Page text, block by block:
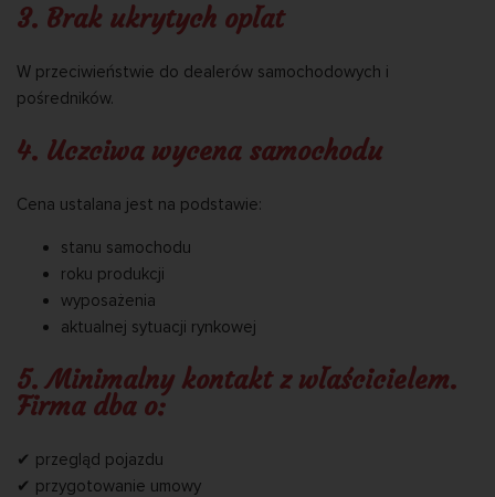
3. Brak ukrytych opłat
W przeciwieństwie do dealerów samochodowych i
pośredników.
4. Uczciwa wycena samochodu
Cena ustalana jest na podstawie:
stanu samochodu
roku produkcji
wyposażenia
aktualnej sytuacji rynkowej
5. Minimalny kontakt z właścicielem.
Firma dba o:
✔ przegląd pojazdu
✔ przygotowanie umowy